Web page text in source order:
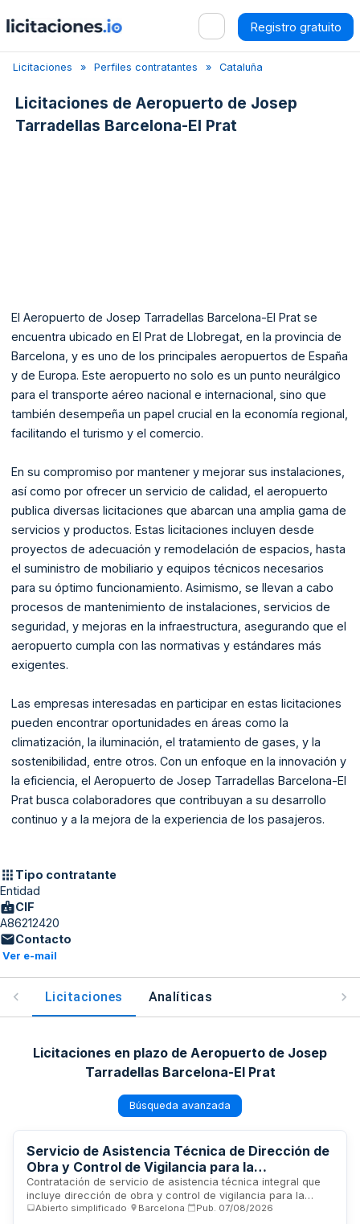
Registro gratuito
Licitaciones Perfiles contratantes Cataluña
Licitaciones deAeropuerto de Josep
Tarradellas Barcelona-El Prat
El Aeropuerto de Josep Tarradellas Barcelona-El Prat se
encuentra ubicado en El Prat de Llobregat, en la provincia de
Barcelona, y es uno de los principales aeropuertos de España
y de Europa. Este aeropuerto no solo es un punto neurálgico
para el transporte aéreo nacional e internacional, sino que
también desempeña un papel crucial en la economía regional,
facilitando el turismo y el comercio.
En su compromiso por mantener y mejorar sus instalaciones,
así como por ofrecer un servicio de calidad, el aeropuerto
publica diversas licitaciones que abarcan una amplia gama de
servicios y productos. Estas licitaciones incluyen desde
proyectos de adecuación y remodelación de espacios, hasta
el suministro de mobiliario y equipos técnicos necesarios
para su óptimo funcionamiento. Asimismo, se llevan a cabo
procesos de mantenimiento de instalaciones, servicios de
seguridad, y mejoras en la infraestructura, asegurando que el
aeropuerto cumpla con las normativas y estándares más
exigentes.
Las empresas interesadas en participar en estas licitaciones
pueden encontrar oportunidades en áreas como la
climatización, la iluminación, el tratamiento de gases, y la
sostenibilidad, entre otros. Con un enfoque en la innovación y
la eficiencia, el Aeropuerto de Josep Tarradellas Barcelona-El
Prat busca colaboradores que contribuyan a su desarrollo
continuo y a la mejora de la experiencia de los pasajeros.
Tipo contratante
Entidad
CIF
A86212420
Contacto
Ver e-mail
Licitaciones Analíticas
Licitaciones en plazo de Aeropuerto de Josep
Tarradellas Barcelona-El Prat
Búsqueda avanzada
Servicio de Asistencia Técnica de Dirección de
Obra y Control de Vigilancia para la
construcción de salida rápida en Pista 02-20
del Aeropuerto Josep Tarradellas Barcelona-El
Prat
Contratación de servicio de asistencia técnica integral que
incluye dirección de obra y control de vigilancia para la
ejecución de los trabajos de construcción de una salida
Abierto simplificado Barcelona Pub. 07/08/2026